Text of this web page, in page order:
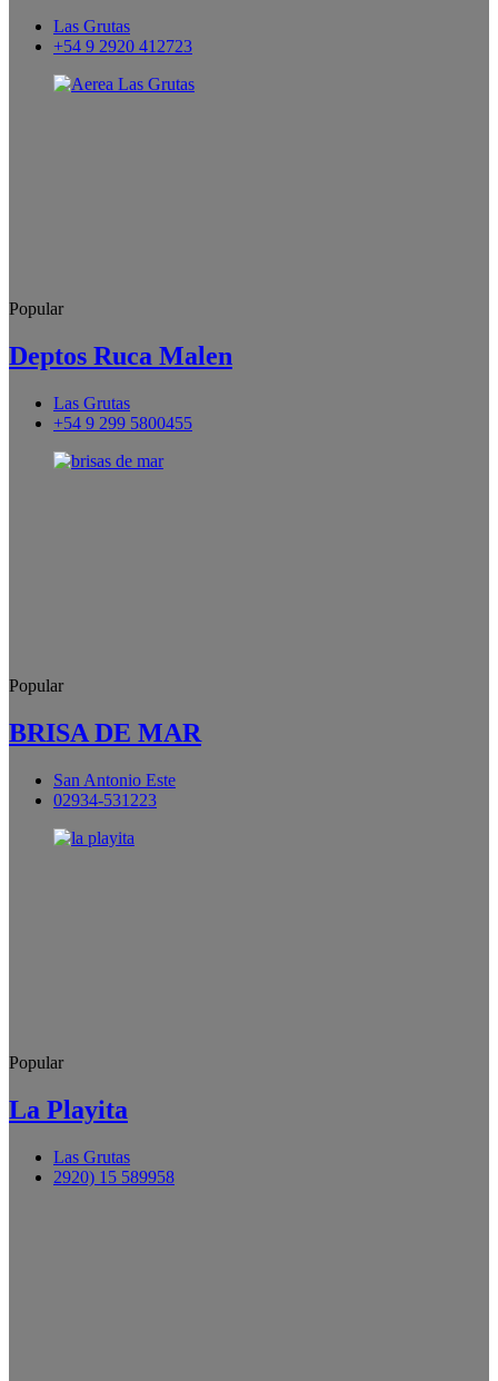
Las Grutas
+54 9 2920 412723
Popular
Deptos Ruca Malen
Las Grutas
+54 9 299 5800455
Popular
BRISA DE MAR
San Antonio Este
02934-531223
Popular
La Playita
Las Grutas
2920) 15 589958